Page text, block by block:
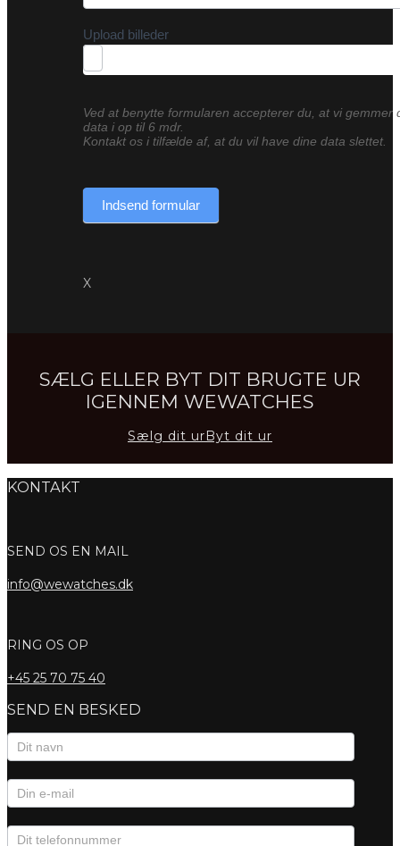
Upload billeder
Ved at benytte formularen accepterer du, at vi gemmer
data i op til 6 mdr.
Kontakt os i tilfælde af, at du vil have dine data slettet.
Indsend formular
X
SÆLG ELLER BYT DIT BRUGTE UR
IGENNEM WEWATCHES
Sælg dit urByt dit ur
KONTAKT
SEND OS EN MAIL
info@wewatches.dk
RING OS OP
+45 25 70 75 40
SEND EN BESKED
Kontaktformular